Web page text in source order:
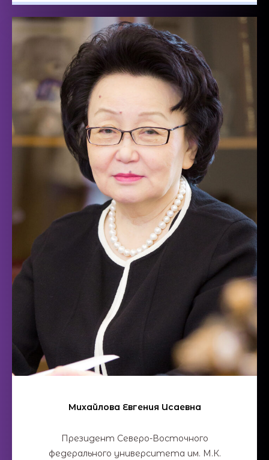
Михайлова Евгения Исаевна
Президент Северо-Восточного
федерального университета им. М.К.